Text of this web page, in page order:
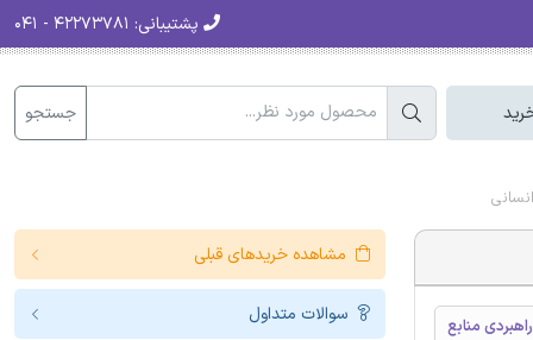
پشتیبانی:
جستجو
منابع
مشاهده خریدهای قبلی
سوالات متداول